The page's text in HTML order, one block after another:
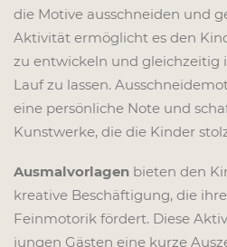
die Motive ausschneiden und
Aktivität ermöglicht es den
zu entwickeln und gleichzeitig
Lauf zu lassen.
eine persönliche Note und
Kunstwerke, die die Kinder
Ausmalvorlagen bieten den
kreative Beschäftigung, die
Feinmotorik fördert. Diese
jungen Gästen eine kurze